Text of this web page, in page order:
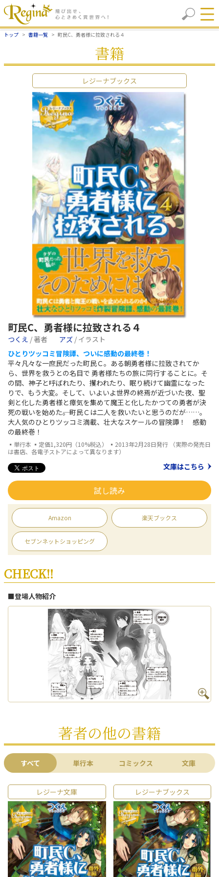
トップ 書籍一覧 町民C、勇者様に拉致される４
書籍
レジーナブックス
町民C、勇者様に拉致される４
つくえ / 著者 アズ / イラスト
ひとりツッコミ冒険譚、ついに感動の最終巻！
平々凡々な一庶民だった町民Ｃ。ある朝勇者様に拉致されてか
ら、世界を救うとの名目で 勇者様たちの旅に同行することに。そ
の間、神子と呼ばれたり、攫われたり、眠り続けて幽霊になった
りで、もう大変。そして、いよいよ世界の終焉が近づいた夜、聖
剣と化した勇者様と瘴気を集めて魔王と化したかつての勇者が決
死の戦いを始めた――。町民Ｃは二人を救いたいと思うのだが……。
大人気のひとりツッコミ満載、壮大なスケールの冒険譚！ 感動
の最終巻！
▪単行本 ▪定価1,320円（10%税込） ▪2013年2月28日発行 （実際の発売日
は書店、各電子ストアによって異なります）
文庫はこちら
試し読み
Amazon 楽天ブックス
セブンネットショッピング
CHECK!!
■登場人物紹介
著者の他の書籍
すべて 単行本 コミックス 文庫
レジーナ文庫 レジーナブックス